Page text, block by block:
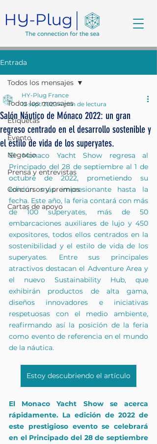
Entrada
Todos los mensajes
Etiquetas
Evento
Negocio
Prensa y entrevistas
Concursos y premios
Cartas de apoyo
Todos los mensajes
Salón Náutico de Mónaco 2022: un gran
regreso centrado en el desarrollo sostenible y
el estilo de vida de los superyates.
HY-Plug France
12 sept 2022 4 min de lectura
El Monaco Yacht Show regresa al
Principado del 28 de septiembre al 1 de
octubre de 2022, prometiendo su
edición más impresionante hasta la
fecha. Este año, la feria contará con más
de 100 superyates, más de 50
embarcaciones auxiliares de lujo y 450
expositores, todos ellos centrados en la
sostenibilidad y el estilo de vida de los
superyates. Entre sus principales
atractivos destacan el Adventure Area y
el nuevo Sustainability Hub, que
exhibirán productos de alta gama,
diseños innovadores e iniciativas
respetuosas con el medio ambiente,
reafirmando así la posición de la feria
como evento de referencia en el mundo
de la náutica.
Estoy descubriendo el artículo
El Monaco Yacht Show se acerca
rápidamente. La edición de 2022 de
este prestigioso evento se celebrará
en el Principado del 28 de septiembre